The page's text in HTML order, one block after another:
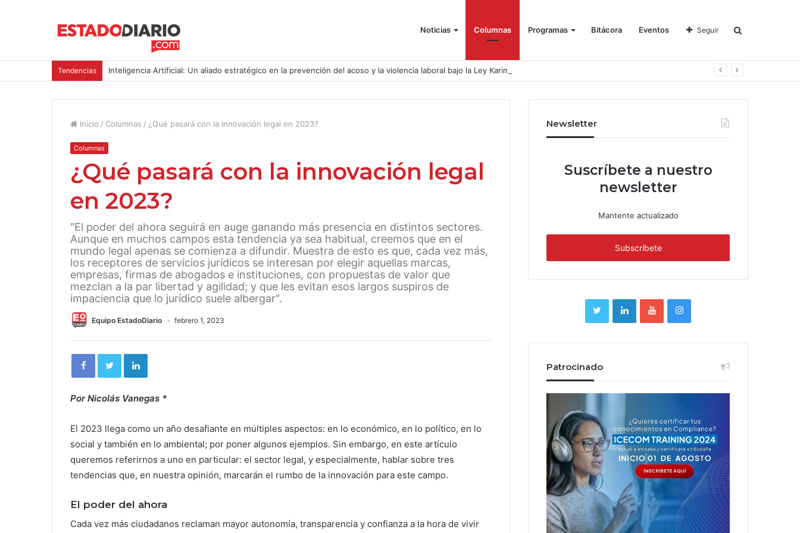
Noticias Columnas Programas Bitácora Eventos Seguir
Tendencias Inteligencia Artificial: Un aliado estratégico en la prevención del acoso y la violencia laboral bajo la Ley Karin
Inicio / Columnas / ¿Qué pasará con la innovación legal en 2023?
Columnas
¿Qué pasará con la innovación legal
en 2023?
"El poder del ahora seguirá en auge ganando más presencia en distintos sectores.
Aunque en muchos campos esta tendencia ya sea habitual, creemos que en el
mundo legal apenas se comienza a difundir. Muestra de esto es que, cada vez más,
los receptores de servicios jurídicos se interesan por elegir aquellas marcas,
empresas, firmas de abogados e instituciones, con propuestas de valor que
mezclan a la par libertad y agilidad; y que les evitan esos largos suspiros de
impaciencia que lo jurídico suele albergar".
Equipo EstadoDiario febrero 1, 2023
Por Nicolás Vanegas *
El 2023 llega como un año desafiante en múltiples aspectos: en lo económico, en lo político, en lo
social y también en lo ambiental; por poner algunos ejemplos. Sin embargo, en este artículo
queremos referirnos a uno en particular: el sector legal, y especialmente, hablar sobre tres
tendencias que, en nuestra opinión, marcarán el rumbo de la innovación para este campo.
El poder del ahora
Cada vez más ciudadanos reclaman mayor autonomía, transparencia y confianza a la hora de vivir
Newsletter
Suscríbete a nuestro
newsletter
Mantente actualizado
Patrocinado